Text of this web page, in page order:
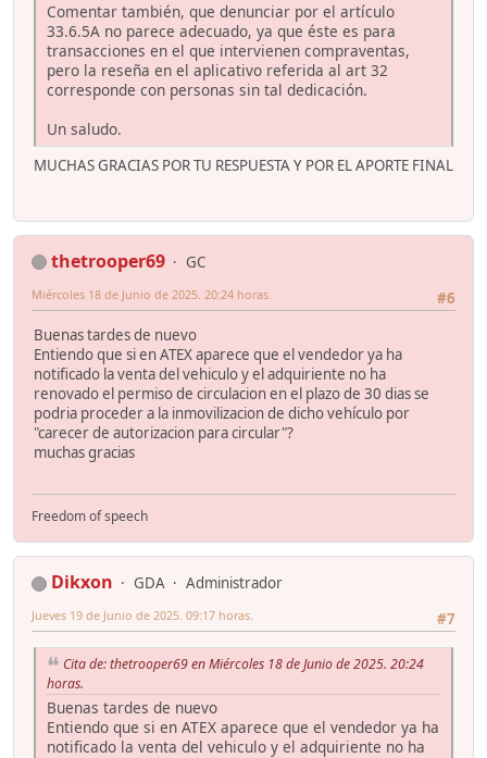
Comentar también, que denunciar por el artículo
33.6.5A no parece adecuado, ya que éste es para
transacciones en el que intervienen compraventas,
pero la reseña en el aplicativo referida al art 32
corresponde con personas sin tal dedicación.
Un saludo.
MUCHAS GRACIAS POR TU RESPUESTA Y POR EL APORTE FINAL
thetrooper69
GC
#6
Miércoles 18 de Junio de 2025. 20:24 horas.
Buenas tardes de nuevo
Entiendo que si en ATEX aparece que el vendedor ya ha
notificado la venta del vehiculo y el adquiriente no ha
renovado el permiso de circulacion en el plazo de 30 dias se
podria proceder a la inmovilizacion de dicho vehículo por
"carecer de autorizacion para circular"?
muchas gracias
Freedom of speech
Dikxon GDA
Administrador
#7
Jueves 19 de Junio de 2025. 09:17 horas.
Cita de: thetrooper69 en Miércoles 18 de Junio de 2025. 20:24
horas.
Buenas tardes de nuevo
Entiendo que si en ATEX aparece que el vendedor ya ha
notificado la venta del vehiculo y el adquiriente no ha